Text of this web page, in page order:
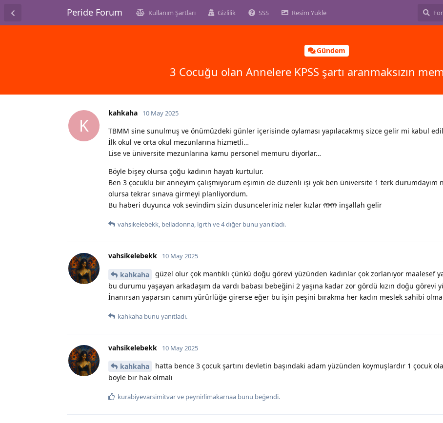
Peride Forum Kullanım Şartları Gizlilik SSS Resim Yükle
Gündem
3 Cocuğu olan Annelere KPSS şartı aranmaksızın
K
kahkaha 10 May 2025
TBMM sine sunulmuş ve önümüzdeki günler içerisinde oylaması yapılacakmış sizce gelir mi kabul
İlk okul ve orta okul mezunlarına hizmetli…
Lise ve üniversite mezunlarına kamu personel memuru diyorlar…
Böyle bişey olursa çoğu kadının hayatı kurtulur.
Ben 3 çocuklu bir anneyim çalışmıyorum eşimin de düzenli işi yok ben üniversite 1 terk durumdayım
olursa tekrar sınava girmeyi planliyordum.
Bu haberi duyunca vok sevindim sizin dusunceleriniz neler kızlar 🤲🤲 inşallah gelir
vahsikelebekk, belladonna, lgrth ve4diğer bunu yanıtladı.
vahsikelebekk 10 May 2025
kahkaha
güzel olur çok mantıklı çünkü doğu görevi yüzünden kadınlar çok zorlanıyor maalesef
bu durumu yaşayan arkadaşım da vardı babası bebeğini 2 yaşına kadar zor gördü kızın doğu görevi
İnanırsan yaparsın canım yürürlüğe girerse eğer bu işin peşini bırakma her kadın meslek sahibi
kahkaha bunu yanıtladı.
vahsikelebekk 10 May 2025
kahkaha
hatta bence 3 çocuk şartını devletin başındaki adam yüzünden koymuşlardır 1 çocuk
böyle bir hak olmalı
kurabiyevarsimitvarve peynirlimakarnaa bunu beğendi.